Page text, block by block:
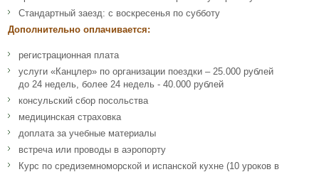
Стандартный заезд: с воскресенья по субботу
Дополнительно оплачивается:
регистрационная плата
услуги «Канцлер» по организации поездки – 25.000 рублей
до 24 недель, более 24 недель - 40.000 рублей
консульский сбор посольства
медицинская страховка
доплата за учебные материалы
встреча или проводы в аэропорту
Курс по средиземноморской и испанской кухне (10 уроков в